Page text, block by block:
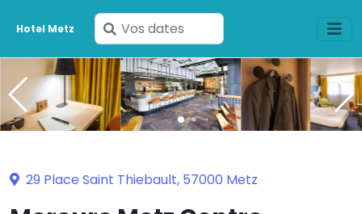
Hotel Metz
Saisissez
vos
dates
29 Place Saint Thiebault, 57000 Metz